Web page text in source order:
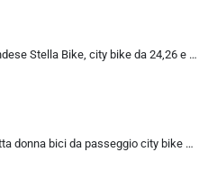
Licorne Bicicletta olandese Stella Bike, city bike da 24,26 e 28 pollici, adatta sia a uomini che a donne, con cambio a 21 marce, Bambina Donna, bianco, 26
Cicli Tessari – bicicletta donna bici da passeggio city bike 26 cambio 6 velocita’ telaio basso cesto in vimini vintage con b